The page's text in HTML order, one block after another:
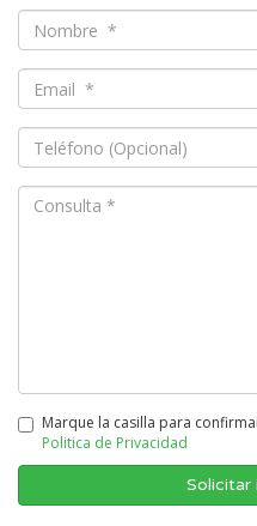
Marque la casilla para
Politica de Privacidad